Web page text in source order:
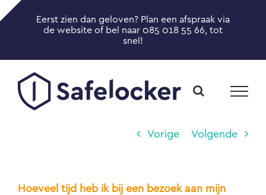
Ga
naar
Eerst zien dan geloven? Plan een afspraak via
de website of bel naar 085 018 55 66, tot
snel!
Vorige Volgende
Hoeveel tijd heb ik bij een bezoek aan mijn
Bar
Area